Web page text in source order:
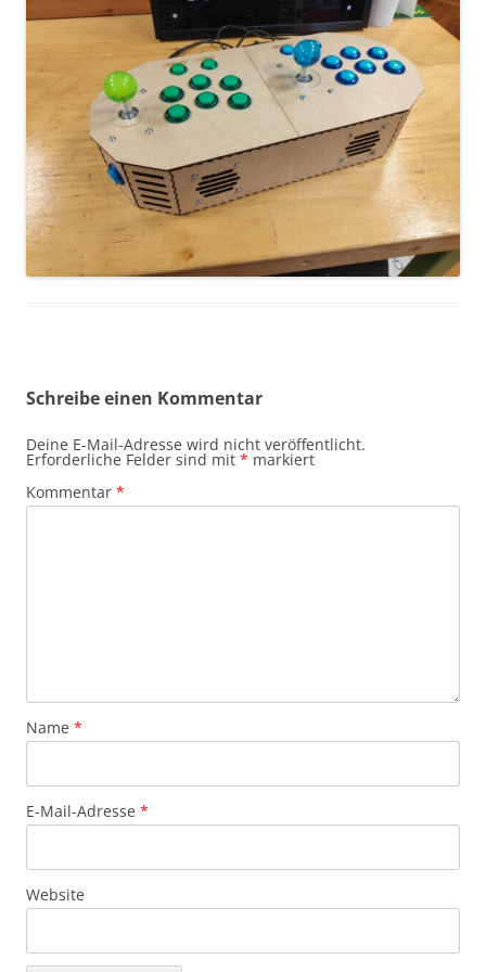
Schreibe einen Kommentar
Deine E-Mail-Adresse wird nicht veröffentlicht.
Erforderliche Felder sind mit * markiert
Kommentar *
Name *
E-Mail-Adresse *
Website